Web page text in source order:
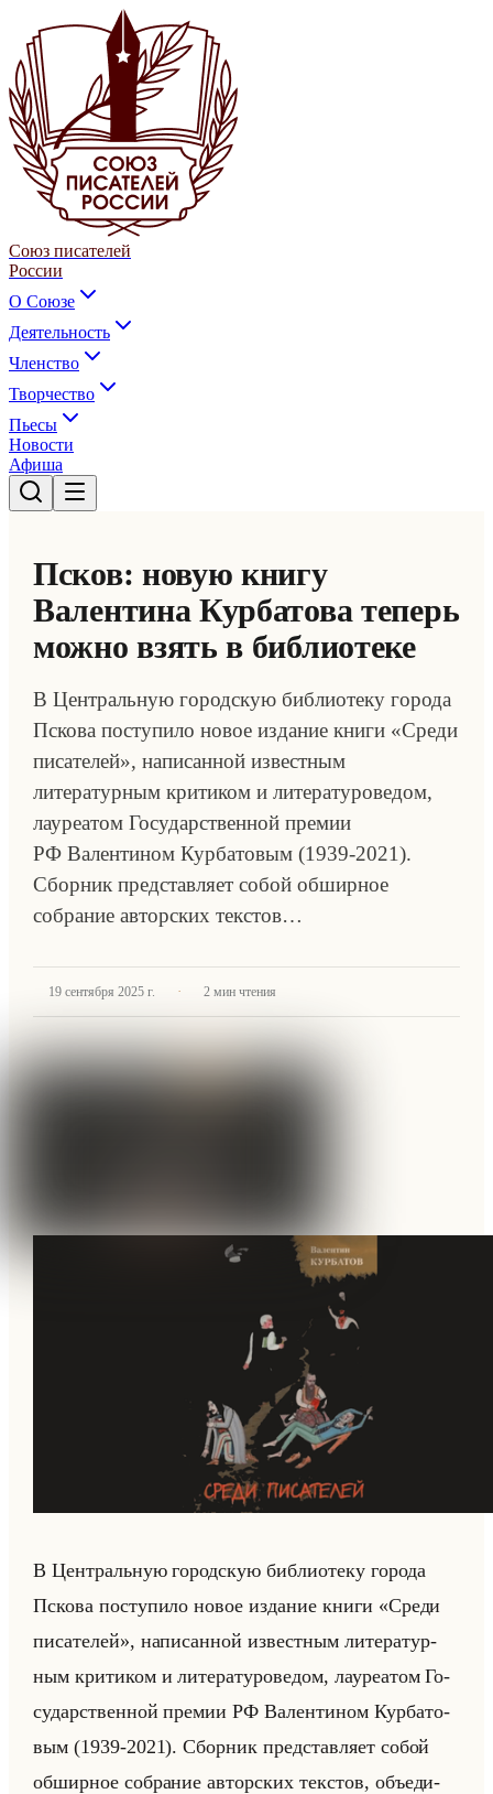
Союз писателей
России
О Союзе
Деятельность
Членство
Творчество
Пьесы
Новости
Афиша
Псков: новую книгу
Валентина Курбатова теперь
можно взять в библиотеке
В Центральную городскую библиотеку города
Пскова поступило новое издание книги «Среди
писателей», написанной известным
литературным критиком и литературоведом,
лауреатом Государственной премии
РФ Валентином Курбатовым (1939-2021).
Сборник представляет собой обширное
собрание авторских текстов…
19 сентября 2025 г. · 2 мин чтения
В Цен­тральную го­род­скую биб­лио­те­ку го­ро­да
Пско­ва по­сту­пи­ло новое из­да­ние книги «Среди
писателей», на­пи­сан­ной из­вест­ным ли­те­ра­тур­
ным кри­ти­ком и ли­те­ра­ту­ро­ве­дом, ла­уре­атом Го­
су­дар­ствен­ной пре­мии РФ Ва­лен­ти­ном Кур­ба­то­
вым (1939-2021). Сбор­ник пред­став­ля­ет собой
об­шир­ное со­бра­ние ав­тор­ских тек­стов, объеди­